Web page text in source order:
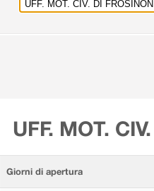
UFF. MOT.
Giorni di apertura